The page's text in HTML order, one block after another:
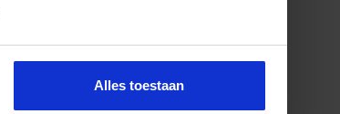
Alles toestaan